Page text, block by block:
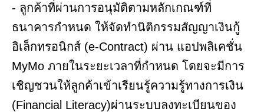
- ลูกค้าที่ผ่านการอนุมัติตามหลักเกณฑ์ที่
ธนาคารกำหนด ให้จัดทำนิติกรรมสัญญาเงินกู้
อิเล็กทรอนิกส์ (e-Contract) ผ่าน แอปพลิเคชั่น
MyMo ภายในระยะเวลาที่กำหนด โดยจะมีการ
เชิญชวนให้ลูกค้าเข้าเรียนรู้ความรู้ทางการเงิน
(Financial Literacy)ผ่านระบบลงทะเบียนของ